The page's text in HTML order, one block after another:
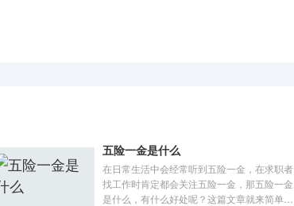
五险一金是什么
在日常生活中会经常听到五险一金，在求职者
找工作时肯定都会关注五险一金，那五险一金
是什么，有什么好处呢？这篇文章就来简单介